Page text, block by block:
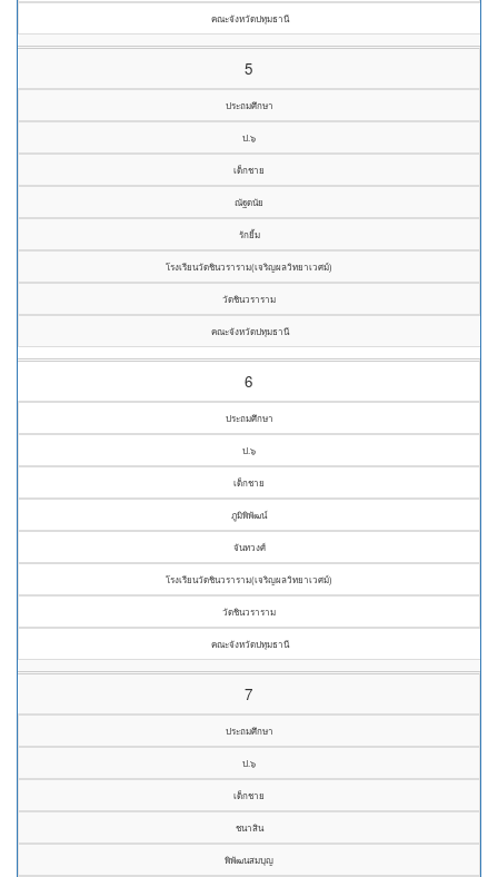
คณะจังหวัดปทุมธานี
5
ประถมศึกษา
ป.๖
เด็กชาย
ณัฐดนัย
รักยิ้ม
โรงเรียนวัดชินวราราม(เจริญผลวิทยาเวศม์)
วัดชินวราราม
คณะจังหวัดปทุมธานี
6
ประถมศึกษา
ป.๖
เด็กชาย
ภูมิพิพัฒน์
จันทวงศ์
โรงเรียนวัดชินวราราม(เจริญผลวิทยาเวศม์)
วัดชินวราราม
คณะจังหวัดปทุมธานี
7
ประถมศึกษา
ป.๖
เด็กชาย
ชนาสิน
พิพัฒนสมบุญ